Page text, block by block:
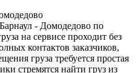
- Домодедово по
на сервисе проходит без
контактов заказчиков,
груза требуется простая
стремятся найти груз из